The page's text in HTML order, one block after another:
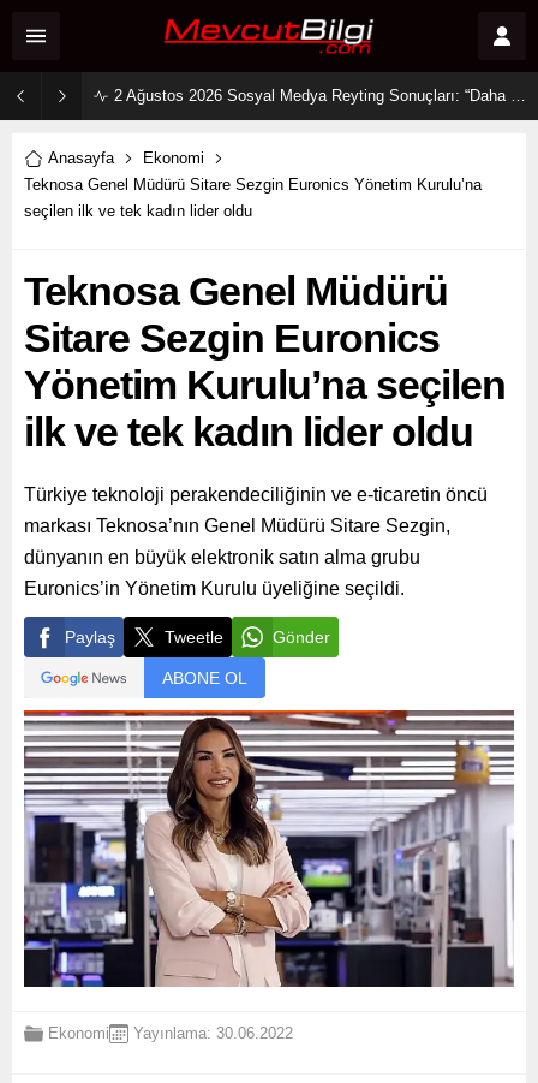
2 Ağustos 2026 Sosyal Medya Reyting Sonuçları: “Daha 17” Ekranlara Ambargo Koydu!
Anasayfa
Ekonomi
Teknosa Genel Müdürü Sitare Sezgin Euronics Yönetim Kurulu’na
seçilen ilk ve tek kadın lider oldu
Teknosa Genel Müdürü
Sitare Sezgin Euronics
Yönetim Kurulu’na seçilen
ilk ve tek kadın lider oldu
Türkiye teknoloji perakendeciliğinin ve e-ticaretin öncü
markası Teknosa’nın Genel Müdürü Sitare Sezgin,
dünyanın en büyük elektronik satın alma grubu
Euronics’in Yönetim Kurulu üyeliğine seçildi.
Paylaş Tweetle Gönder
ABONE OL
Ekonomi Yayınlama: 30.06.2022